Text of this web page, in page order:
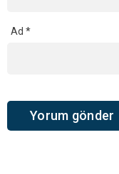
Ad *